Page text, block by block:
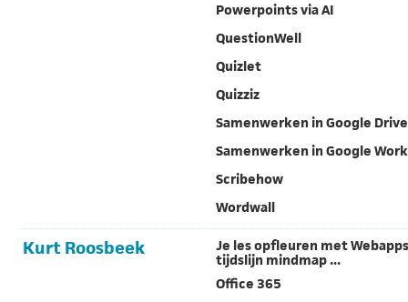
Powerpoints via AI
QuestionWell
Quizlet
Quizziz
Samenwerken in Google Drive
Samenwerken in Google
Scribehow
Wordwall
Kurt Roosbeek
Je les opfleuren met
tijdslijn mindmap ...
Office 365